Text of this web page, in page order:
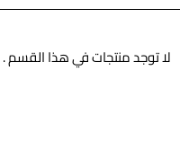
لا توجد منتجات في هذا القسم .